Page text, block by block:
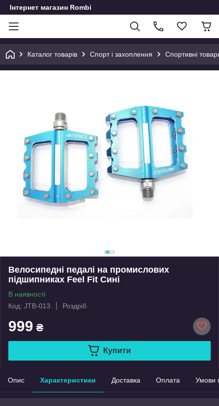
Інтернет магазин Rombi
Каталог товарів Спорт і захоплення Спортивні
Велосипедні педалі на промислових
підшипниках Feel Fit Сині
В наявності
Код: JTB-013
Роздріб
999 ₴
Купити
Опис Характеристики Доставка Оплата Умови